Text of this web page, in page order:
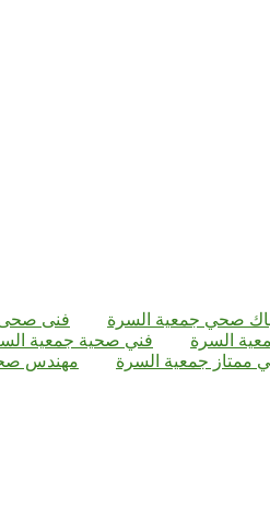
صحي جمعية السرة فنى صحى
السرة
فني صحية جمعية
ممتاز جمعية السرة
مهندس